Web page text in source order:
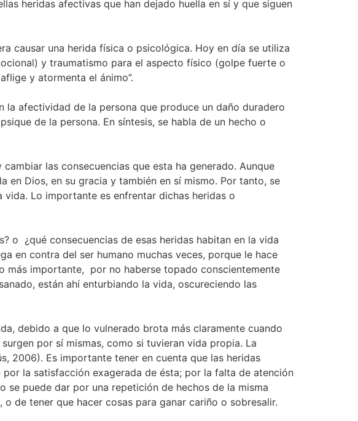
heridas afectivas que han dejado huella en sí y que siguen
causar una herida física o psicológica. Hoy en día se utiliza
y traumatismo para el aspecto físico (golpe fuerte o
y atormenta el ánimo”.
afectividad de la persona que produce un daño duradero
de la persona. En síntesis, se habla de un hecho o
las consecuencias que esta ha generado. Aunque
en Dios, en su gracia y también en sí mismo. Por tanto, se
Lo importante es enfrentar dichas heridas o
o ¿qué consecuencias de esas heridas habitan en la vida
en contra del ser humano muchas veces, porque le hace
más importante, por no haberse topado conscientemente
están ahí enturbiando la vida, oscureciendo las
debido a que lo vulnerado brota más claramente cuando
por sí mismas, como si tuvieran vida propia. La
2006). Es importante tener en cuenta que las heridas
la satisfacción exagerada de ésta; por la falta de atención
puede dar por una repetición de hechos de la misma
de tener que hacer cosas para ganar cariño o sobresalir.